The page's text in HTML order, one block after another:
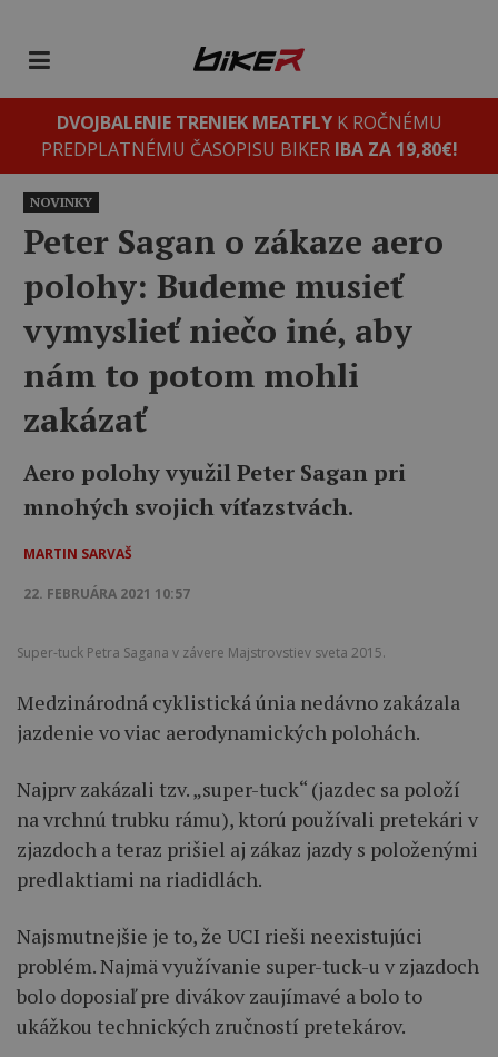
DVOJBALENIE TRENIEK MEATFLYK ROČNÉMU
PREDPLATNÉMU ČASOPISU BIKER IBA ZA 19,80€!
NOVINKY
Peter Sagan o zákaze aero
polohy: Budeme musieť
vymyslieť niečo iné, aby
nám to potom mohli
zakázať
Aero polohy využil Peter Sagan pri
mnohých svojich víťazstvách.
MARTIN SARVAŠ
22. FEBRUÁRA 2021 10:57
Super-tuck Petra Sagana v závere Majstrovstiev sveta 2015.
Medzinárodná cyklistická únia nedávno zakázala
jazdenie vo viac aerodynamických polohách.
Najprv zakázali tzv. „super-tuck“ (jazdec sa položí
na vrchnú trubku rámu), ktorú používali pretekári v
zjazdoch a teraz prišiel aj zákaz jazdy s položenými
predlaktiami na riadidlách.
Najsmutnejšie je to, že UCI rieši neexistujúci
problém. Najmä využívanie super-tuck-u v zjazdoch
bolo doposiaľ pre divákov zaujímavé a bolo to
ukážkou technických zručností pretekárov.